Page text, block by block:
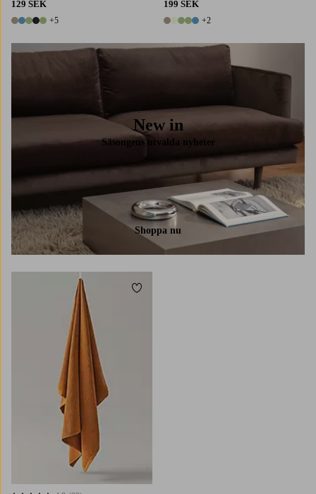
129 SEK
10 färger
+5
199 SEK
7 färger
+2
New in
Säsongens utvalda nyheter
Shoppa nu
Lägg till i favoriter